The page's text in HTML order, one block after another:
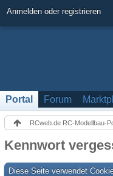
Anmelden oder registrieren
Portal Forum
RCweb.de RC-Modellbau-
Kennwort
Diese Seite verwendet